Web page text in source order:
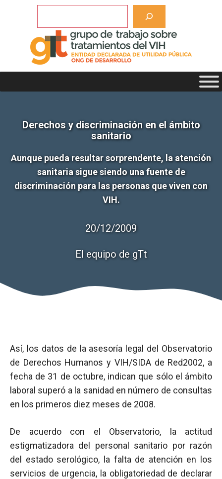
Derechos y discriminación en el ámbito
sanitario
Aunque pueda resultar sorprendente, la atención
sanitaria sigue siendo una fuente de
discriminación para las personas que viven con
VIH.
20/12/2009
El equipo de gTt
Así, los datos de la asesoría legal del Observatorio
de Derechos Humanos y VIH/SIDA de Red2002, a
fecha de 31 de octubre, indican que sólo el ámbito
laboral superó a la sanidad en número de consultas
en los primeros diez meses de 2008.
De acuerdo con el Observatorio, la actitud
estigmatizadora del personal sanitario por razón
del estado serológico, la falta de atención en los
servicios de urgencia, la obligatoriedad de declarar